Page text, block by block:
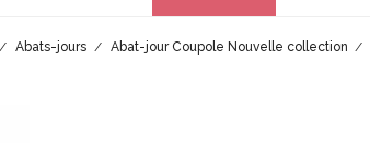
Abats-jours Abat-jour Coupole Nouvelle collection